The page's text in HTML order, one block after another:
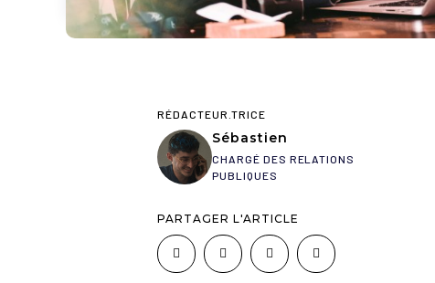
RÉDACTEUR.TRICE
Sébastien
CHARGÉ DES RELATIONS
PUBLIQUES
PARTAGER L'ARTICLE